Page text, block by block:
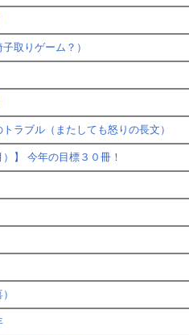
取りゲーム？）
ラブル（またしても怒りの長文）
）】 今年の目標３０冊！